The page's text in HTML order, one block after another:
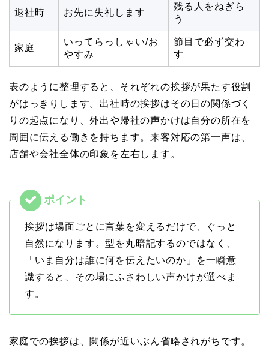
退社時 お先に失礼します
残る人をねぎら
う
家庭
いってらっしゃい/お
やすみ
節目で必ず交わ
す
表のように整理すると、それぞれの挨拶が果たす役割
がはっきりします。出社時の挨拶はその日の関係づく
りの起点になり、外出や帰社の声かけは自分の所在を
周囲に伝える働きを持ちます。来客対応の第一声は、
店舗や会社全体の印象を左右します。
挨拶は場面ごとに言葉を変えるだけで、ぐっと
自然になります。型を丸暗記するのではなく、
「いま自分は誰に何を伝えたいのか」を一瞬意
識すると、その場にふさわしい声かけが選べま
す。
家庭での挨拶は、関係が近いぶん省略されがちです。